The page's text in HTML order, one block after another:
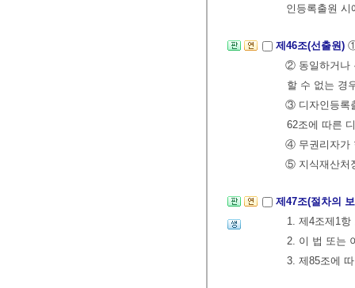
인등록출원
제46조(선출원)
② 동일하거나
할 수 없는 경
③ 디자인등록
62조에 따른
④ 무권리자가
⑤ 지식재산처
제47조(절차의
1. 제4조제1
2. 이 법 또는
3. 제85조에